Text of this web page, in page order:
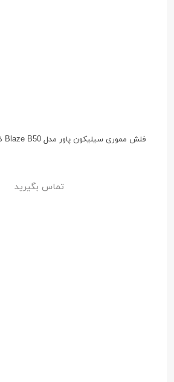
فلش مموری سیلیکون پاور مدل Blaze B50 ظرفیت 128 گیگابایت
تماس بگیرید